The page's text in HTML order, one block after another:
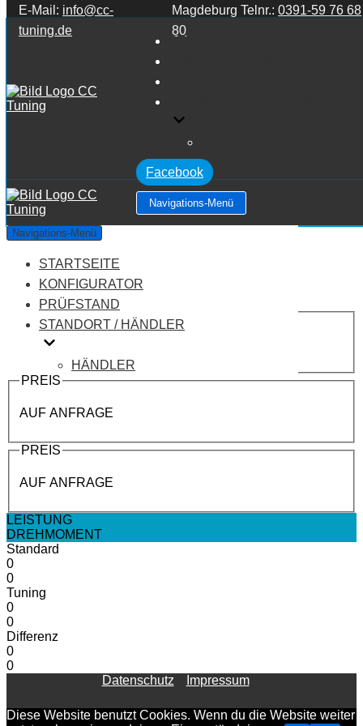
Zum Inhalt springen
E-Mail: info@cc-
tuning.de
Magdeburg Telnr.:0391-59 76 68
80
STARTSEITE
Facebook
Navigations-Menü
Navigations-Menü
STARTSEITE
KONFIGURATOR
PRÜFSTAND
STANDORT / HÄNDLER
HÄNDLER
Buick Lacrosse 3.6 V6
Leistung:240 PS
Drehmoment: 305 NM
Motortyp:Benziner
PREIS
AUF ANFRAGE
PREIS
AUF ANFRAGE
PREIS
AUF ANFRAGE
LEISTUNG
DREHMOMENT
Standard
0
0
Tuning
0
0
Differenz
0
0
Datenschutz
Impressum
Diese Website benutzt Cookies. Wenn du die Website weiter